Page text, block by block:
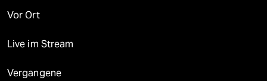
Vor Ort
Live im Stream
Vergangene